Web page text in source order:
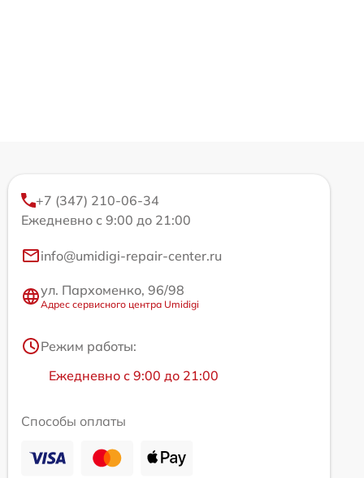
+7 (347) 210-06-34
Ежедневно с 9:00 до 21:00
info@umidigi-repair-center.ru
ул. Пархоменко, 96/98
Адрес сервисного центра Umidigi
Режим работы:
Ежедневно с 9:00 до 21:00
Способы оплаты